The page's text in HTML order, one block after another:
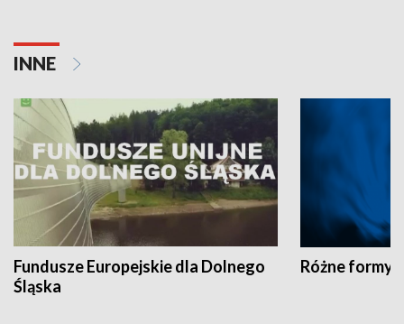
INNE
Fundusze Europejskie dla Dolnego
Śląska
Różne formy